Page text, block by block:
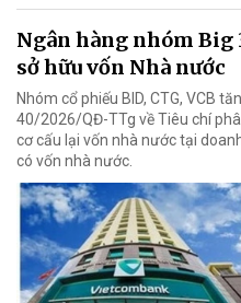
Ngân hàng nhóm
sở hữu vốn Nhà nước
Nhóm cổ phiếu BID, CTG, VCB
40/2026/QĐ-TTg về Tiêu chí
cơ cấu lại vốn nhà nước tại
có vốn nhà nước.